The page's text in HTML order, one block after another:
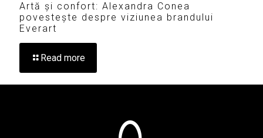
Artă și confort: Alexandra Conea
povestește despre viziunea brandului
Everart
Read more